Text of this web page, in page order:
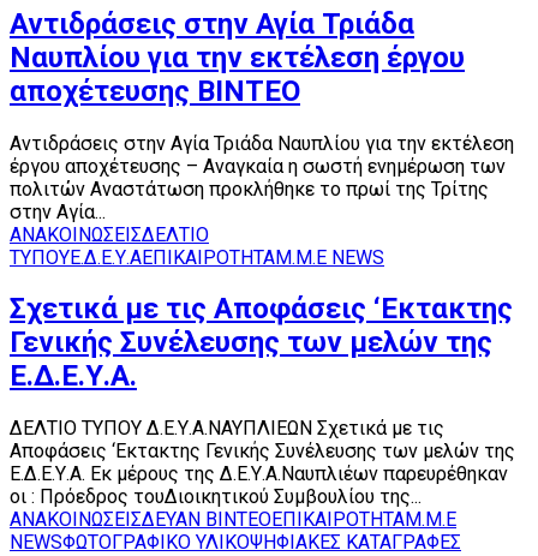
Αντιδράσεις στην Αγία Τριάδα
Ναυπλίου για την εκτέλεση έργου
αποχέτευσης BINTEO
Αντιδράσεις στην Αγία Τριάδα Ναυπλίου για την εκτέλεση
έργου αποχέτευσης – Αναγκαία η σωστή ενημέρωση των
πολιτών Αναστάτωση προκλήθηκε το πρωί της Τρίτης
στην Αγία...
ΑΝΑΚΟΙΝΩΣΕΙΣΔΕΛΤΙΟ
ΤΥΠΟΥΕ.Δ.Ε.Υ.ΑΕΠΙΚΑΙΡΟΤΗΤΑΜ.Μ.Ε NEWS
Σχετικά με τις Αποφάσεις ‘Εκτακτης
Γενικής Συνέλευσης των μελών της
Ε.Δ.Ε.Υ.Α.
ΔΕΛΤΙΟ ΤΥΠΟΥ Δ.Ε.Υ.Α.ΝΑΥΠΛΙΕΩΝ Σχετικά με τις
Αποφάσεις ‘Εκτακτης Γενικής Συνέλευσης των μελών της
Ε.Δ.Ε.Υ.Α. Εκ μέρους της Δ.Ε.Υ.Α.Ναυπλιέων παρευρέθηκαν
οι : Πρόεδρος τουΔιοικητικού Συμβουλίου της...
ΑΝΑΚΟΙΝΩΣΕΙΣΔΕΥΑΝ ΒΙΝΤΕΟΕΠΙΚΑΙΡΟΤΗΤΑΜ.Μ.Ε
NEWSΦΩΤΟΓΡΑΦΙΚΟ ΥΛΙΚΟΨΗΦΙΑΚΕΣ ΚΑΤΑΓΡΑΦΕΣ